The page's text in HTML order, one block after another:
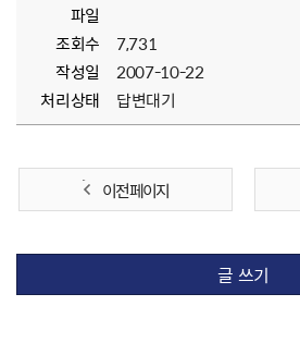
파일
조회수
7,731
작성일
2007-10-22
처리상태
답변대기
이전 페이지
글 쓰기